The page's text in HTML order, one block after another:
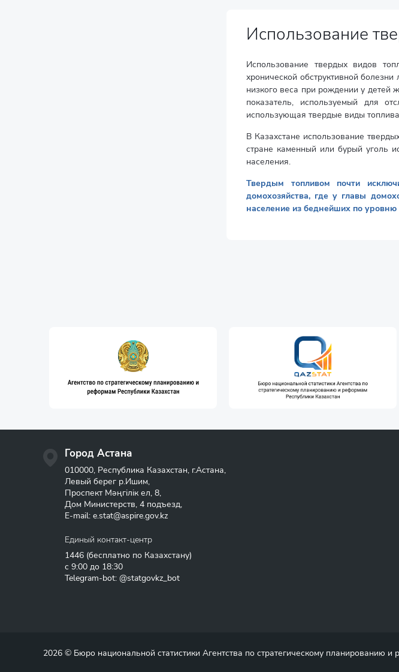
Использование
Использование твердых видов
хронической обструктивной
низкого веса при рождении у детей
показатель, используемый для
использующая твердые виды
В Казахстане использование
стране каменный или бурый уголь
населения.
Твердым топливом почти
домохозяйства, где у главы
население из беднейших по уровню
Город Астана
010000, Республика Казахстан, г.Астана,
Левый берег р.Ишим,
Проспект Мәңгілік ел, 8,
Дом Министерств, 4 подъезд,
E-mail: e.stat@aspire.gov.kz
Единый контакт-центр
1446 (бесплатно по Казахстану)
с 9:00 до 18:30
Telegram-bot: @statgovkz_bot
2026 © Бюро национальной статистики Агентства по стратегическому планированию и